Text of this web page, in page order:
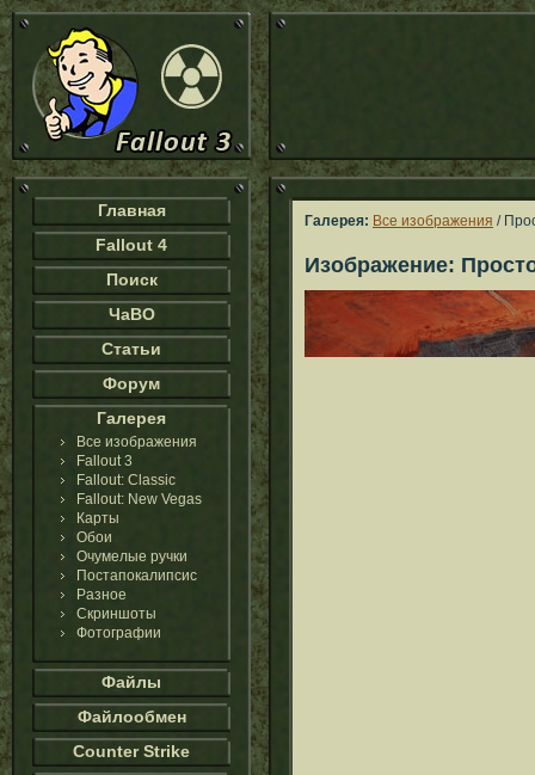
Главная
Fallout 4
Поиск
ЧаВО
Статьи
Форум
Галерея
Все изображения
Fallout 3
Fallout: Classic
Fallout: New Vegas
Карты
Обои
Очумелые ручки
Постапокалипсис
Разное
Скриншоты
Фотографии
Файлы
Файлообмен
Counter Strike
Галерея: Все изображения /
Изображение: